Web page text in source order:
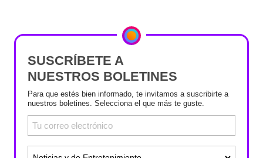
SUSCRÍBETE A
NUESTROS BOLETINES
Para que estés bien informado, te invitamos a suscribirte a
nuestros boletines. Selecciona el que más te guste.